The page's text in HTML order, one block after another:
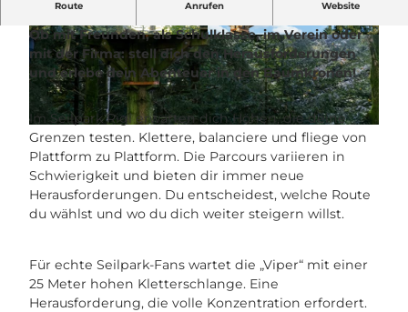
©
© CC-BY © CC-BY
Route Anrufen Website
Ob mit Freunden, als Schulklasse, im Verein oder
mit der Firma: stell dich den Herausforderungen
und erlebe dein Abenteuer in den Baumkronen!
Im Seilpark Rigi erwarten dich Höhen, die deine
Grenzen testen. Klettere, balanciere und fliege von
Plattform zu Plattform. Die Parcours variieren in
Schwierigkeit und bieten dir immer neue
Herausforderungen. Du entscheidest, welche Route
du wählst und wo du dich weiter steigern willst.
Für echte Seilpark-Fans wartet die „Viper“ mit einer
25 Meter hohen Kletterschlange. Eine
Herausforderung, die volle Konzentration erfordert.